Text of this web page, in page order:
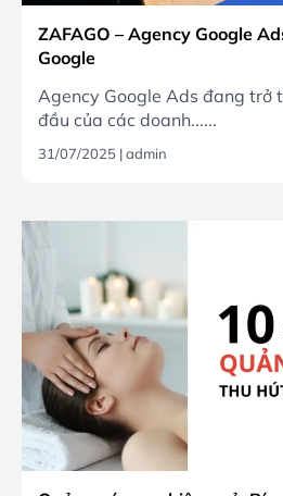
ZAFAGO – Agency Google
Google
Agency Google Ads đang trở
đầu của các doanh......
31/07/2025 |admin